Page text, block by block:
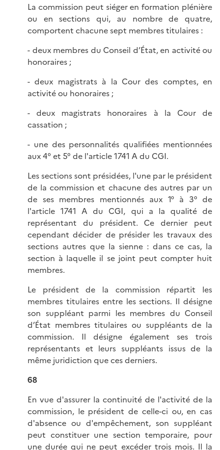
La commission peut siéger en formation plénière
ou en sections qui, au nombre de quatre,
comportent chacune sept membres titulaires :
- deux membres du Conseil d’État, en activité ou
honoraires ;
- deux magistrats à la Cour des comptes, en
activité ou honoraires ;
- deux magistrats honoraires à la Cour de
cassation ;
- une des personnalités qualifiées mentionnées
aux 4° et 5° de l'article 1741 A du CGI.
Les sections sont présidées, l'une par le président
de la commission et chacune des autres par un
de ses membres mentionnés aux 1° à 3° de
l'article 1741 A du CGI, qui a la qualité de
représentant du président. Ce dernier peut
cependant décider de présider les travaux des
sections autres que la sienne : dans ce cas, la
section à laquelle il se joint peut compter huit
membres.
Le président de la commission répartit les
membres titulaires entre les sections. Il désigne
son suppléant parmi les membres du Conseil
d’État membres titulaires ou suppléants de la
commission. Il désigne également ses trois
représentants et leurs suppléants issus de la
même juridiction que ces derniers.
68
En vue d'assurer la continuité de l'activité de la
commission, le président de celle-ci ou, en cas
d'absence ou d'empêchement, son suppléant
peut constituer une section temporaire, pour
une durée qui ne peut excéder trois mois. Il la